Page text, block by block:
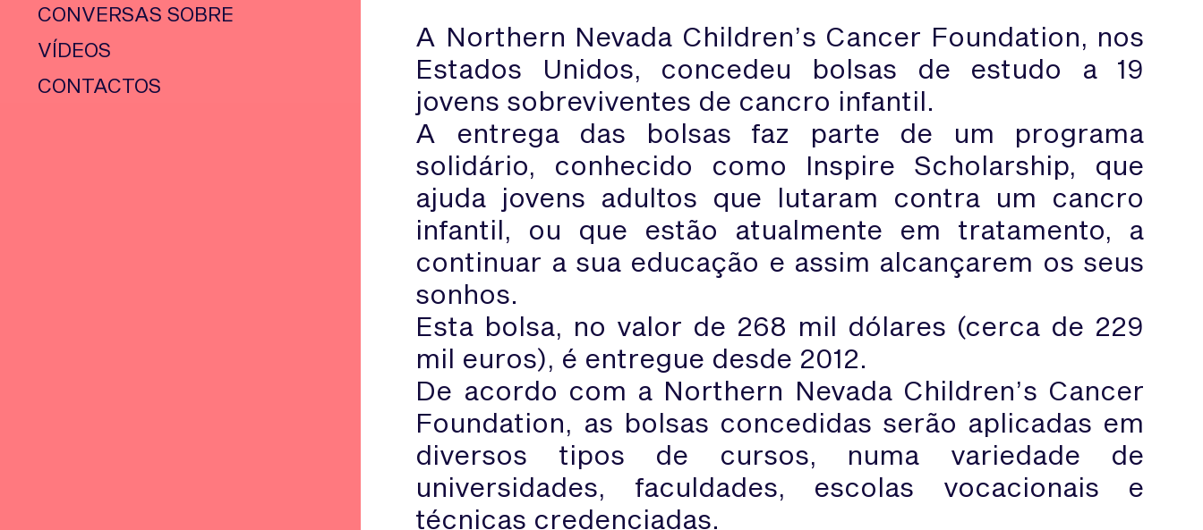
CONVERSAS SOBRE
VÍDEOS
CONTACTOS
A Northern Nevada Children’s Cancer Foundation, nos
Estados Unidos, concedeu bolsas de estudo a 19
jovens sobreviventes de cancro infantil.
A entrega das bolsas faz parte de um programa
solidário, conhecido como Inspire Scholarship, que
ajuda jovens adultos que lutaram contra um cancro
infantil, ou que estão atualmente em tratamento, a
continuar a sua educação e assim alcançarem os seus
sonhos.
Esta bolsa, no valor de 268 mil dólares (cerca de 229
mil euros), é entregue desde 2012.
De acordo com a Northern Nevada Children’s Cancer
Foundation, as bolsas concedidas serão aplicadas em
diversos tipos de cursos, numa variedade de
universidades, faculdades, escolas vocacionais e
técnicas credenciadas.